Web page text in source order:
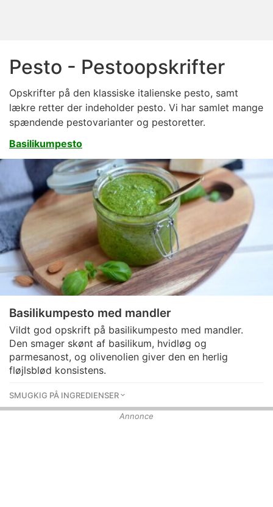
Pesto - Pestoopskrifter
Opskrifter på den klassiske italienske pesto, samt
lækre retter der indeholder pesto. Vi har samlet mange
spændende pestovarianter og pestoretter.
Basilikumpesto
Basilikumpesto med mandler
Vildt god opskrift på basilikumpesto med mandler.
Den smager skønt af basilikum, hvidløg og
parmesanost, og olivenolien giver den en herlig
fløjlsblød konsistens.
SMUGKIG PÅ INGREDIENSER
Annonce